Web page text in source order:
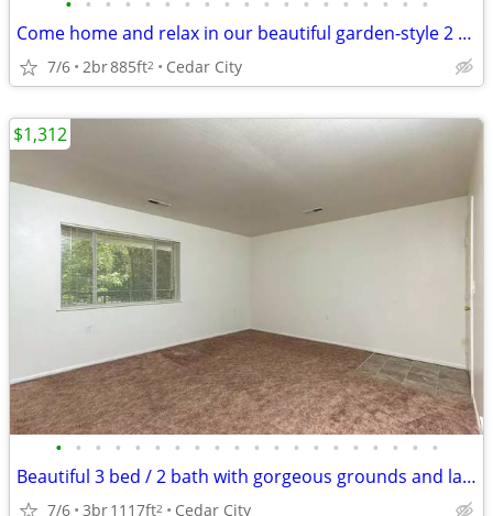
Come home and relax in our beautiful garden-style 2 bed, 1 bath!
7/6 2br885ft2 Cedar City
• • • • • • • • • • • • • • • • • • • •
Beautiful 3 bed / 2 bath with gorgeous grounds and landscaping
7/6 3br1117ft2 Cedar City
$1,312